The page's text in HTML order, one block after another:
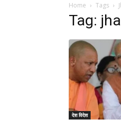
Home Tags
Tag:
देश विदेश